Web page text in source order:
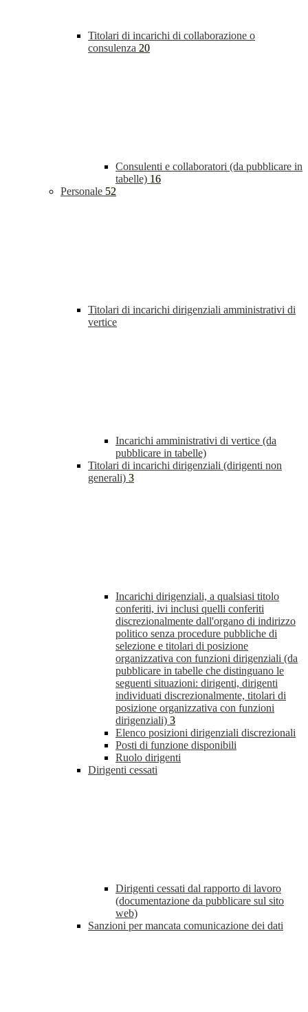
Titolari di incarichi di collaborazione o
consulenza 20
Consulenti e collaboratori (da pubblicare in
tabelle) 16
Personale 52
Titolari di incarichi dirigenziali amministrativi di
vertice
Incarichi amministrativi di vertice (da
pubblicare in tabelle)
Titolari di incarichi dirigenziali (dirigenti non
generali) 3
Incarichi dirigenziali, a qualsiasi titolo
conferiti, ivi inclusi quelli conferiti
discrezionalmente dall'organo di indirizzo
politico senza procedure pubbliche di
selezione e titolari di posizione
organizzativa con funzioni dirigenziali (da
pubblicare in tabelle che distinguano le
seguenti situazioni: dirigenti, dirigenti
individuati discrezionalmente, titolari di
posizione organizzativa con funzioni
dirigenziali) 3
Elenco posizioni dirigenziali discrezionali
Posti di funzione disponibili
Ruolo dirigenti
Dirigenti cessati
Dirigenti cessati dal rapporto di lavoro
(documentazione da pubblicare sul sito
web)
Sanzioni per mancata comunicazione dei dati